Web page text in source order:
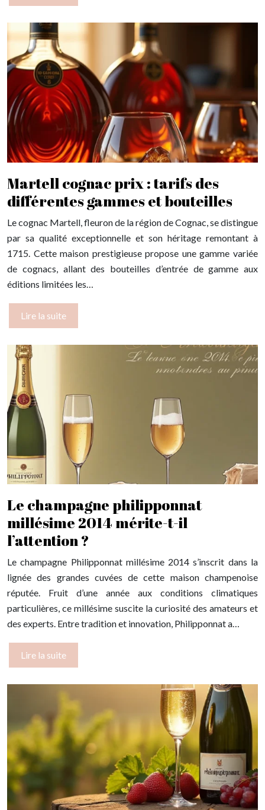
Martell cognac prix : tarifs des
différentes gammes et bouteilles
Le cognac Martell, fleuron de la région de Cognac, se distingue
par sa qualité exceptionnelle et son héritage remontant à
1715. Cette maison prestigieuse propose une gamme variée
de cognacs, allant des bouteilles d’entrée de gamme aux
éditions limitées les…
Lire la suite
Le champagne philipponnat
millésime 2014 mérite-t-il
l’attention ?
Le champagne Philipponnat millésime 2014 s’inscrit dans la
lignée des grandes cuvées de cette maison champenoise
réputée. Fruit d’une année aux conditions climatiques
particulières, ce millésime suscite la curiosité des amateurs et
des experts. Entre tradition et innovation, Philipponnat a…
Lire la suite